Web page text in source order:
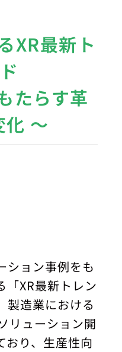
ション事例をも
「XR最新トレン
製造業における
リューション開
おり、生産性向
XR最新ト
たらす革
〜